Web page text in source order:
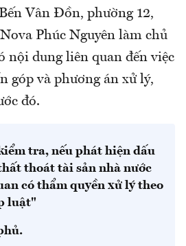
Vân Đồn, phường 12,
Phúc Nguyên làm chủ
nội dung liên quan đến việc
góp và phương án xử lý,
đó.
tra, nếu phát hiện dấu
thoát tài sản nhà nước
có thẩm quyền xử lý theo
luật"